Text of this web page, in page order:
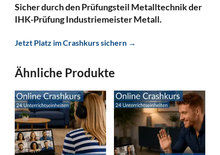
Sicher durch den Prüfungsteil Metalltechnik der
IHK-Prüfung Industriemeister Metall.
Jetzt Platz im Crashkurs sichern →
Ähnliche Produkte